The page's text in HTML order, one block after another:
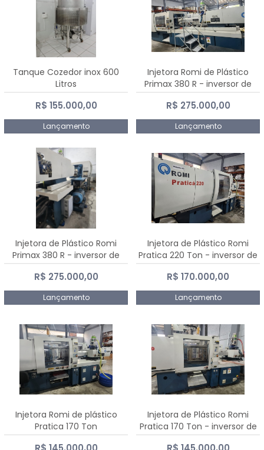
Tanque Cozedor inox 600
Litros
R$ 155.000,00
Lançamento
Injetora Romi de Plástico
Primax 380 R - inversor de
frequência NR 12 - 2008
R$ 275.000,00
Lançamento
Injetora de Plástico Romi
Primax 380 R - inversor de
frequência NR 12
R$ 275.000,00
Lançamento
Injetora de Plástico Romi
Pratica 220 Ton - inversor de
frequência NR 12
R$ 170.000,00
Lançamento
Injetora Romi de plástico
Pratica 170 Ton
Injetora de Plástico Romi
Pratica 170 Ton - inversor de
frequência NR 12